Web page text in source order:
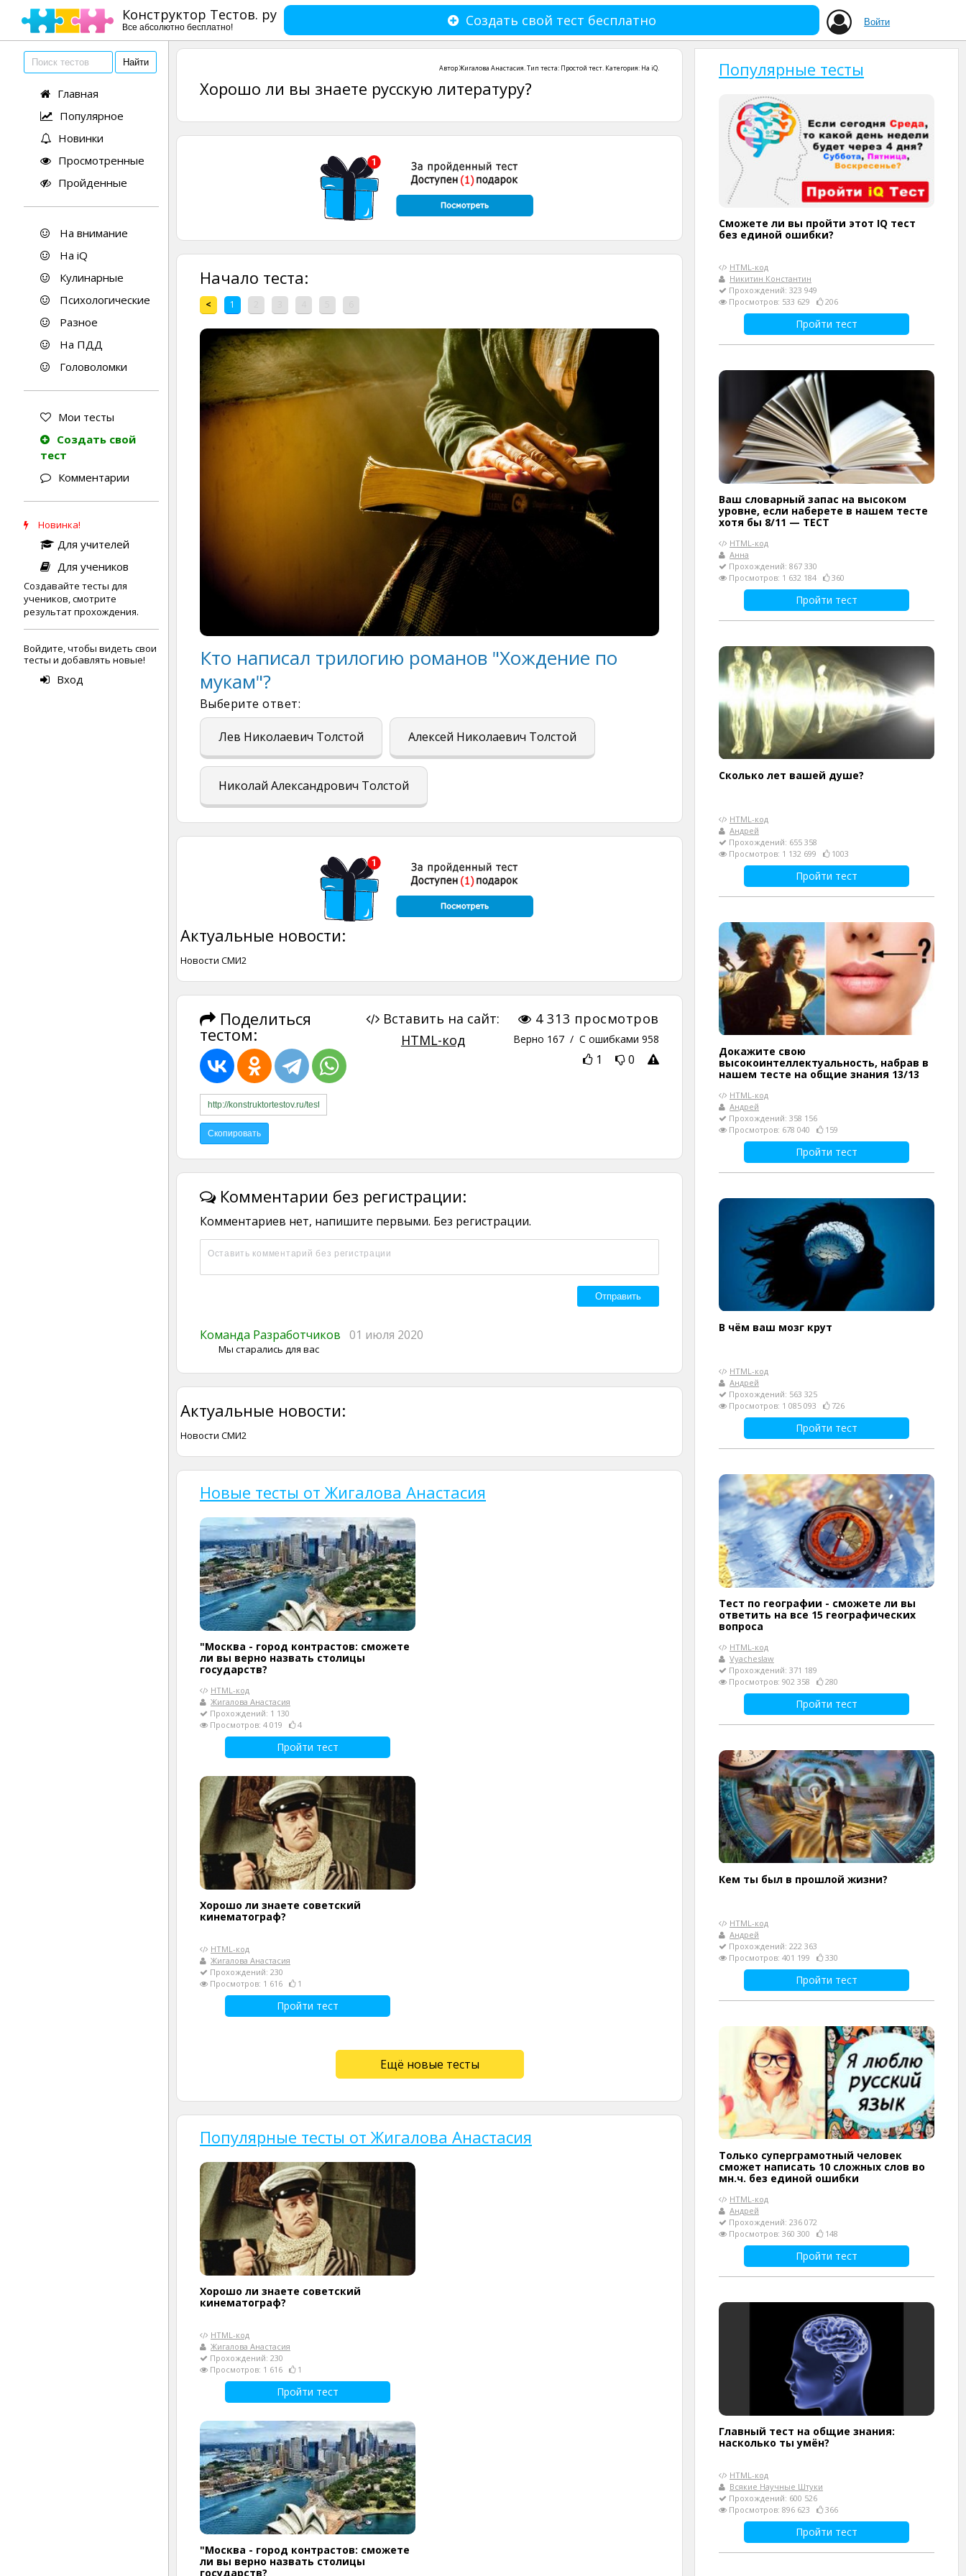
Конструктор Тестов. ру
Все абсолютно бесплатно! Войти
Создать свой тест бесплатно
Главная
Популярное
Новинки
Просмотренные
Пройденные
На внимание
На iQ
Кулинарные
Психологические
Разное
На ПДД
Головоломки
Мои тесты
Создать свой
тест
Комментарии
Новинка!
Для учителей
Для учеников
Создавайте тесты для
учеников, смотрите
результат прохождения.
Войдите, чтобы видеть свои
тесты и добавлять новые!
Вход
АвторЖигалова Анастасия. Тип теста: Простой тест. Категория: На iQ.
Хорошо ли вы знаете русскую литературу?
Начало теста:
< 1
Кто написал трилогию романов "Хождение по
мукам"?
Выберите ответ:
Лев Николаевич Толстой Алексей Николаевич Толстой
Николай Александрович Толстой
Актуальные новости:
Новости СМИ2
Поделиться
тестом:
4 313 просмотров
Верно 167 / С ошибками 958
1 0
Вставить на сайт:
HTML-код
Комментарии без регистрации:
Комментариев нет, напишите первыми. Без регистрации.
Команда Разработчиков 01 июля 2020
Мы старались для вас
Актуальные новости:
Новости СМИ2
Новые тесты от Жигалова Анастасия
"Москва - город контрастов: сможете
ли вы верно назвать столицы
государств?
HTML-код
Жигалова Анастасия
Прохождений: 1 130
Просмотров: 4 019
4
Пройти тест
Хорошо ли знаете советский
кинематограф?
HTML-код
Жигалова Анастасия
Прохождений: 230
Просмотров: 1 616
1
Пройти тест
Ещё новые тесты
Популярные тесты от Жигалова Анастасия
Хорошо ли знаете советский
кинематограф?
HTML-код
Жигалова Анастасия
Прохождений: 230
Просмотров: 1 616
1
Пройти тест
"Москва - город контрастов: сможете
ли вы верно назвать столицы
государств?
Популярные тесты
Сможете ли вы пройти этот IQ тест
без единой ошибки?
HTML-код
Никитин Константин
Прохождений: 323 949
Просмотров: 533 629
206
Пройти тест
Ваш словарный запас на высоком
уровне, если наберете в нашем тесте
хотя бы 8/11 — ТЕСТ
HTML-код
Анна
Прохождений: 867 330
Просмотров: 1 632 184
360
Пройти тест
Cколько лет вашей душе?
HTML-код
Андрей
Прохождений: 655 358
Просмотров: 1 132 699
1003
Пройти тест
Докажите свою
высокоинтеллектуальность, набрав в
нашем тесте на общие знания 13/13
HTML-код
Андрей
Прохождений: 358 156
Просмотров: 678 040
159
Пройти тест
В чём ваш мозг крут
HTML-код
Андрей
Прохождений: 563 325
Просмотров: 1 085 093
726
Пройти тест
Тест по географии - сможете ли вы
ответить на все 15 географических
вопроса
HTML-код
Vyacheslaw
Прохождений: 371 189
Просмотров: 902 358
280
Пройти тест
Кем ты был в прошлой жизни?
HTML-код
Андрей
Прохождений: 222 363
Просмотров: 401 199
330
Пройти тест
Только суперграмотный человек
сможет написать 10 сложных слов во
мн.ч. без единой ошибки
HTML-код
Андрей
Прохождений: 236 072
Просмотров: 360 300
148
Пройти тест
Главный тест на общие знания:
насколько ты умён?
HTML-код
Всякие Научные Штуки
Прохождений: 600 526
Просмотров: 896 623
366
Пройти тест